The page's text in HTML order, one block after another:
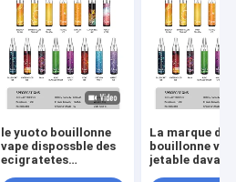
le yuoto bouillonne
vape dispossble des
ecigratetes
La marque de
bouillonne
jetable